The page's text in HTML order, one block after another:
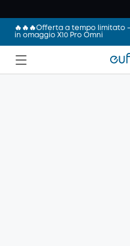
🔥🔥🔥Offerta a tempo limitato
in omaggio X10 Pro Omni